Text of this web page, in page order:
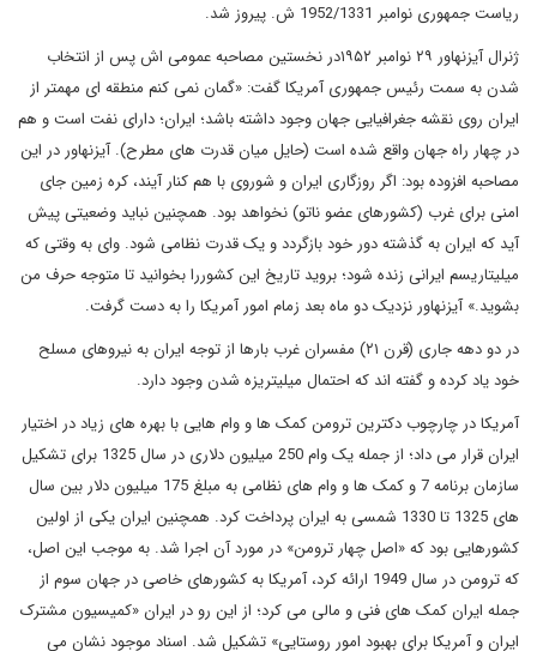
ریاست جمهوری نوامبر 1952/1331 ش. پیروز شد.
ژنرال آیزنهاور ۲۹ نوامبر ۱۹۵۲در نخستین مصاحبه عمومی اش پس از انتخاب
شدن به سمت رئیس جمهوری آمریکا گفت: «گمان نمی کنم منطقه ای مهمتر از
ایران روی نقشه جغرافیایی جهان وجود داشته باشد؛ ایران؛ دارای نفت است و هم
در چهار راه جهان واقع شده است (حایل میان قدرت های مطرح). آیزنهاور در این
مصاحبه افزوده بود: اگر روزگاری ایران و شوروی با هم کنار آیند، کره زمین جای
امنی برای غرب (کشورهای عضو ناتو) نخواهد بود. همچنین نباید وضعیتی پیش
آید که ایران به گذشته دور خود بازگردد و یک قدرت نظامی شود. وای به وقتی که
میلیتاریسم ایرانی زنده شود؛ بروید تاریخ این کشوررا بخوانید تا متوجه حرف من
بشوید.» آیزنهاور نزدیک دو ماه بعد زمام امور آمریکا را به دست گرفت.
در دو دهه جاری (قرن ۲۱) مفسران غرب بارها از توجه ایران به نیروهای مسلح
خود یاد کرده و گفته اند که احتمال میلیتریزه شدن وجود دارد.
آمریکا در چارچوب دکترین ترومن کمک ها و وام هایی با بهره های زیاد در اختیار
ایران قرار می داد؛ از جمله یک وام 250 میلیون دلاری در سال 1325 برای تشکیل
سازمان برنامه 7 و کمک ها و وام های نظامی به مبلغ 175 میلیون دلار بین سال
های 1325 تا 1330 شمسی به ایران پرداخت کرد. همچنین ایران یکی از اولین
کشورهایی بود که «اصل چهار ترومن» در مورد آن اجرا شد. به موجب این اصل،
که ترومن در سال 1949 ارائه کرد، آمریکا به کشورهای خاصی در جهان سوم از
جمله ایران کمک های فنی و مالی می کرد؛ از این رو در ایران «کمیسیون مشترک
ایران و آمریکا برای بهبود امور روستایی» تشکیل شد. اسناد موجود نشان می